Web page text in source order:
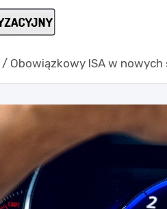
Blog
Obowiązkowy ISA w